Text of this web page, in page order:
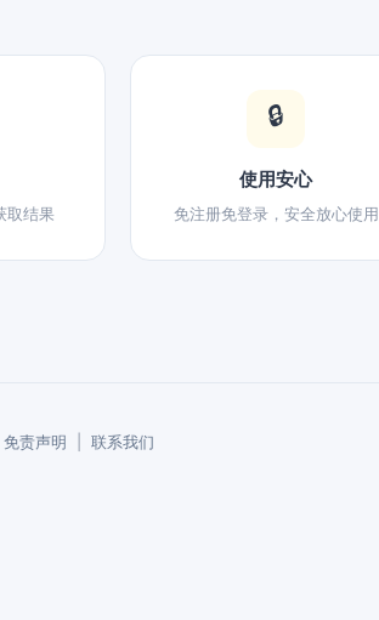
取结果
🔒
使用安心
免注册免登录，安全放心使用
免责声明 联系我们